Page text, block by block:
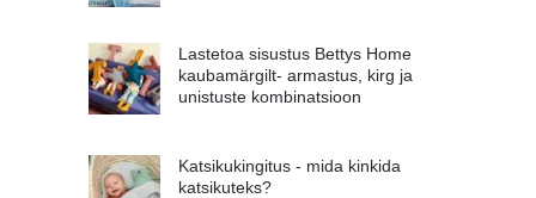
Lastetoa sisustus Bettys Home
kaubamärgilt- armastus, kirg ja
unistuste kombinatsioon
Katsikukingitus - mida kinkida
katsikuteks?